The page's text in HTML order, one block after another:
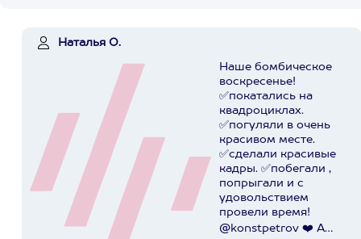
Наталья О.
Наше бомбическое
воскресенье!
✅покатались на
квадроциклах.
✅погуляли в очень
красивом месте.
✅сделали красивые
кадры. ✅побегали ,
попрыгали и с
удовольствием
провели время!
@konstpetrov ❤️ А